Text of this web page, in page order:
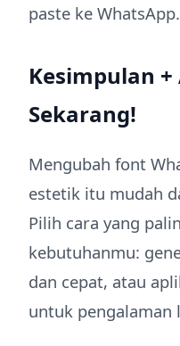
paste ke WhatsApp.
Kesimpulan +
Sekarang!
Mengubah font
estetik itu mudah
Pilih cara yang
kebutuhanmu:
dan cepat, atau
untuk pengalaman